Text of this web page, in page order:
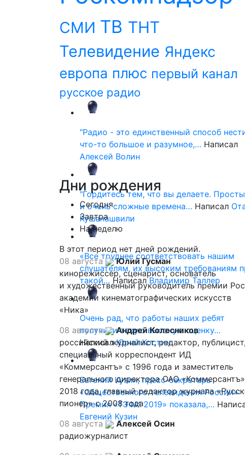
СМИ ТВ ТНТ
Телевидение Яндекс
европа плюс первый канал
русское радио
"Радио - это единственный способ
что-то большое и разумное,… Написал
Алексей Волин
"Гордитесь тем, что вы делаете.
и очень сложные времена… Написал
Кушанашвили
«Все труднее соответствовать нашим
слушателям, их высоким требованиям
такой… НаписалВладимир Таллер
Очень рад, что работы наших ребят
получили такую высокую оценку…
НаписалЮрий Костин
Евгений Кузин, пресс-секретарь
«Общественного телевидения России»:
Премия «ТЭФИ 2019» показала,…
Евгений Кузин
Дни рождения
Сегодня
Завтра
На неделю
В этот период нет дней рождений.
08 августа
Юлий Гусман
кинорежиссер, сценарист, основатель
и художественный руководитель премии
академии кинематографических искусств
«Ника»
08 августа
Андрей Колесников
российский журналист, редактор, публицист,
специальный корреспондент ИД
«Коммерсантъ» с 1996 года и заместитель
генерального директора ОАО
2018 года, главный редактор журнала
пионер» с 2008 года
08 августа
Алексей Осин
радиожурналист